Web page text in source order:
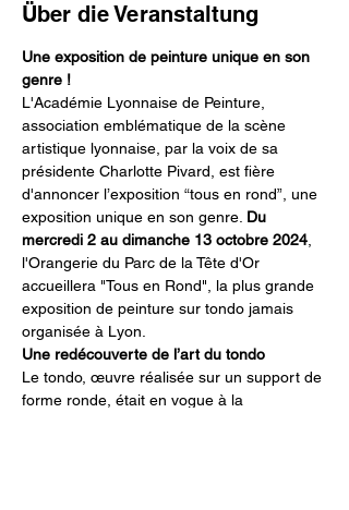
Über die Veranstaltung
Une exposition de peinture unique en son
genre !
L'Académie Lyonnaise de Peinture,
association emblématique de la scène
artistique lyonnaise, par la voix de sa
présidente Charlotte Pivard, est fière
d'annoncer l’exposition “tous en rond”, une
exposition unique en son genre. Du
mercredi 2 au dimanche 13 octobre 2024
l'Orangerie du Parc de la Tête d'Or
accueillera "Tous en Rond", la plus grande
exposition de peinture sur tondo jamais
organisée à Lyon.
Une redécouverte de l’art du tondo
Le tondo, œuvre réalisée sur un support de
forme ronde, était en vogue à la